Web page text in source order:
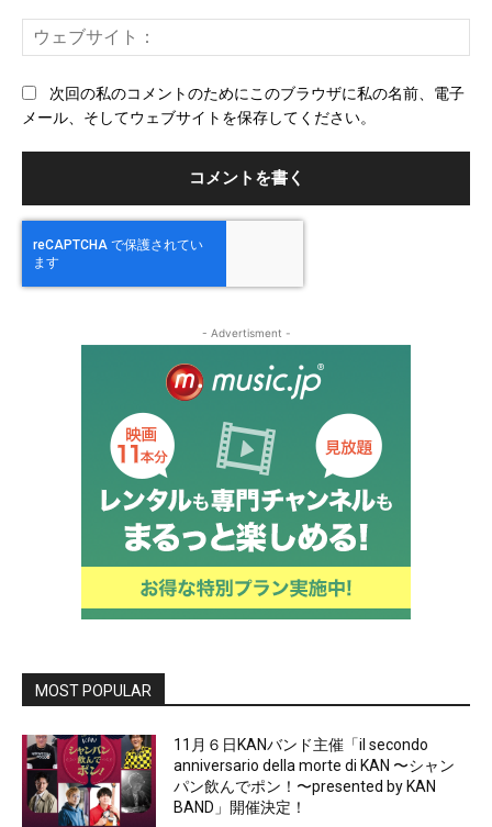
ー
ェ
次回の私のコメントのためにこのブラウザに私の名前、電子
メール、そしてウェブサイトを保存してください。
- Advertisment -
MOST POPULAR
11月６日KANバンド主催「il secondo
anniversario della morte di KAN 〜シャン
パン飲んでポン！〜presented by KAN
BAND」開催決定！